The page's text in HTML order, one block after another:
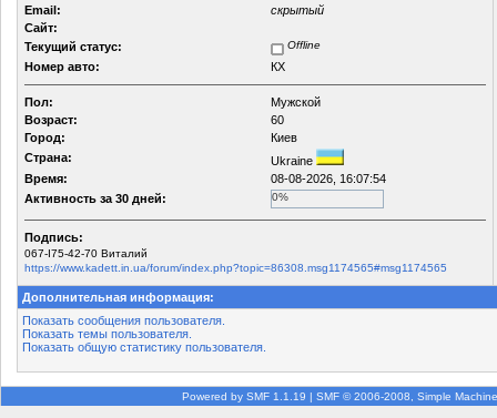
Email:
скрытый
Сайт:
Текущий статус:
Offline
Номер авто: КХ
Пол:
Мужской
Возраст:
60
Город:
Киев
Страна:
Ukraine
Время:
08-08-2026, 16:07:54
Активность за 30 дней:
0%
Подпись:
067-I75-42-70 Виталий
https://www.kadett.in.ua/forum/index.php?topic=86308.msg1174565#msg1174565
Дополнительная информация:
Показать сообщения пользователя.
Показать темы пользователя.
Показать общую статистику пользователя.
Powered by SMF 1.1.19 | SMF © 2006-2008, Simple